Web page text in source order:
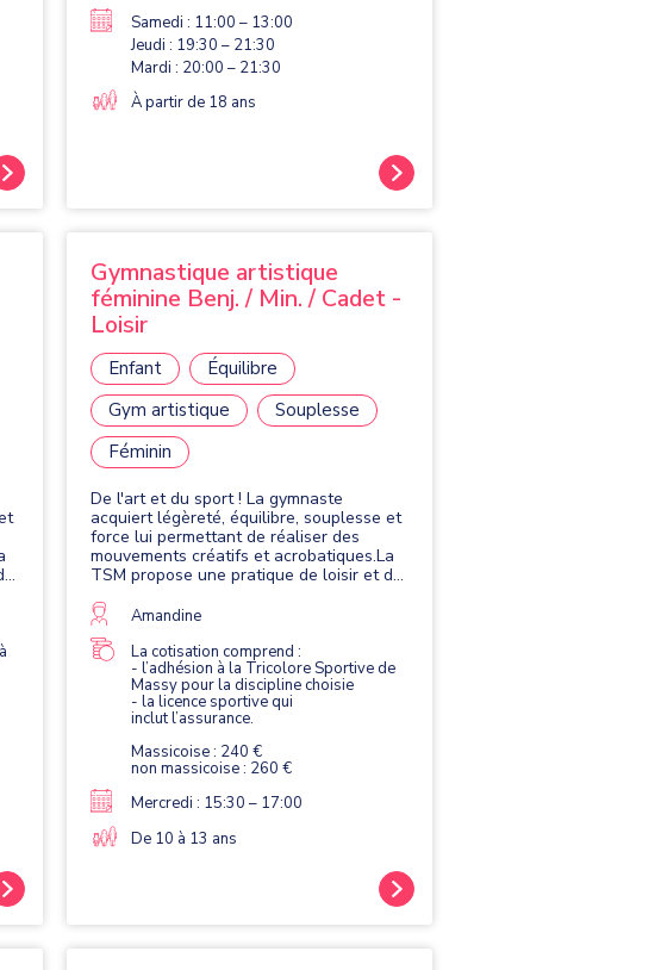
Samedi : 11:00 – 13:00
Jeudi : 19:30 – 21:30
Mardi : 20:00 – 21:30
À partir de 18 ans
Gymnastique artistique
féminine Benj. / Min. / Cadet -
Loisir
Enfant
Équilibre
Gym artistique
Souplesse
Féminin
De l'art et du sport ! La gymnaste
acquiert légèreté, équilibre, souplesse et
force lui permettant de réaliser des
mouvements créatifs et acrobatiques.La
TSM propose une pratique de loisir et de
agrès : le saut, les barres asymétriques,
la poutre et le sol.
Amandine
La cotisation comprend :
- l’adhésion à la Tricolore Sportive de
Massy pour la discipline choisie
- la licence sportive qui
inclut l’assurance.
Massicoise : 240 €
non massicoise : 260 €
Mercredi : 15:30 – 17:00
De 10 à 13 ans